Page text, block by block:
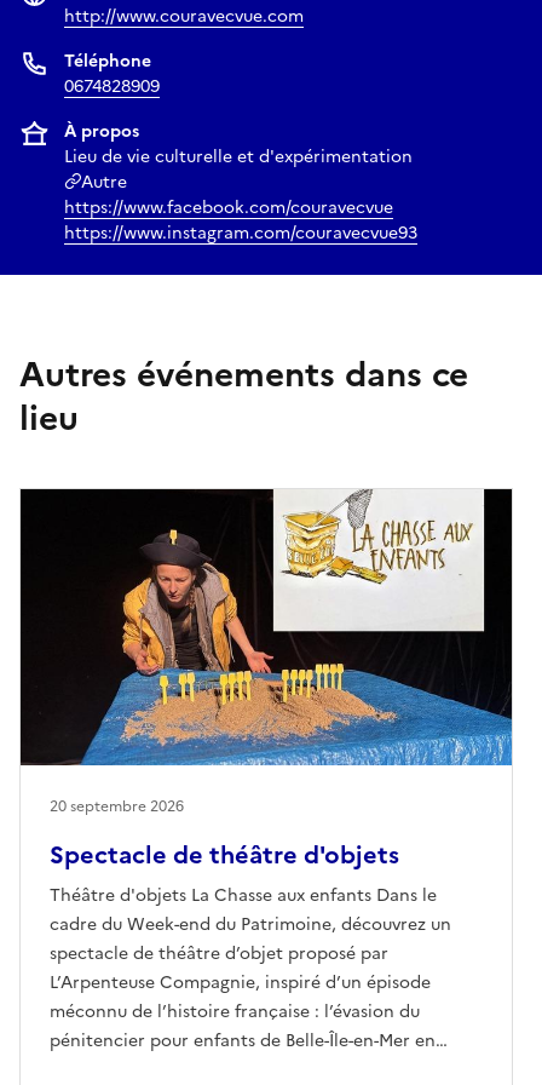
http://www.couravecvue.com
Téléphone
0674828909
À propos
Lieu de vie culturelle et d'expérimentation
Autre
https://www.facebook.com/couravecvue
https://www.instagram.com/couravecvue93
Autres événements dans ce
lieu
Spectacle de théâtre d'objets
Théâtre d'objets La Chasse aux enfants Dans le
cadre du Week-end du Patrimoine, découvrez un
spectacle de théâtre d’objet proposé par
L’Arpenteuse Compagnie, inspiré d’un épisode
méconnu de l’histoire française : l’évasion du
pénitencier pour enfants de Belle-Île-en-Mer en
20 septembre 2026